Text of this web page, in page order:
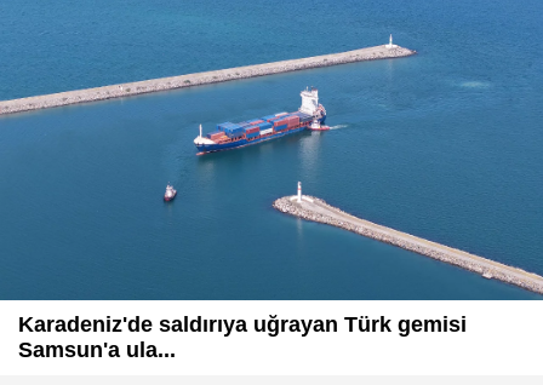
Karadeniz'de saldırıya uğrayan Türk gemisi
Samsun'a ula...